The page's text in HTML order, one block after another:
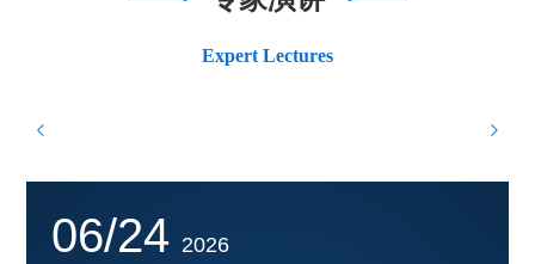
Expert Lectures
06/24 2026